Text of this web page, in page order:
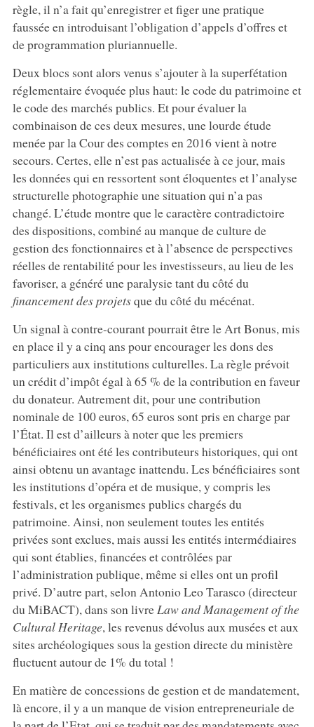
règle, il n’a fait qu’enregistrer et figer une pratique
faussée en introduisant l’obligation d’appels d’offres et
de programmation pluriannuelle.
Deux blocs sont alors venus s’ajouter à la superfétation
réglementaire évoquée plus haut: le code du patrimoine et
le code des marchés publics. Et pour évaluer la
combinaison de ces deux mesures, une lourde étude
menée par la Cour des comptes en 2016 vient à notre
secours. Certes, elle n’est pas actualisée à ce jour, mais
les données qui en ressortent sont éloquentes et l’analyse
structurelle photographie une situation qui n’a pas
changé. L’étude montre que le caractère contradictoire
des dispositions, combiné au manque de culture de
gestion des fonctionnaires et à l’absence de perspectives
réelles de rentabilité pour les investisseurs, au lieu de les
favoriser, a généré une paralysie tant du côté du
financement des projetsque du côté du mécénat.
Un signal à contre-courant pourrait être le Art Bonus, mis
en place il y a cinq ans pour encourager les dons des
particuliers aux institutions culturelles. La règle prévoit
un crédit d’impôt égal à 65 % de la contribution en faveur
du donateur. Autrement dit, pour une contribution
nominale de 100 euros, 65 euros sont pris en charge par
l’État. Il est d’ailleurs à noter que les premiers
bénéficiaires ont été les contributeurs historiques, qui ont
ainsi obtenu un avantage inattendu. Les bénéficiaires sont
les institutions d’opéra et de musique, y compris les
festivals, et les organismes publics chargés du
patrimoine. Ainsi, non seulement toutes les entités
privées sont exclues, mais aussi les entités intermédiaires
qui sont établies, financées et contrôlées par
l’administration publique, même si elles ont un profil
privé. D’autre part, selon Antonio Leo Tarasco (directeur
du MiBACT), dans son livre Law and Management of the
Cultural Heritage, les revenus dévolus aux musées et aux
sites archéologiques sous la gestion directe du ministère
fluctuent autour de 1% du total !
En matière de concessions de gestion et de mandatement,
là encore, il y a un manque de vision entrepreneuriale de